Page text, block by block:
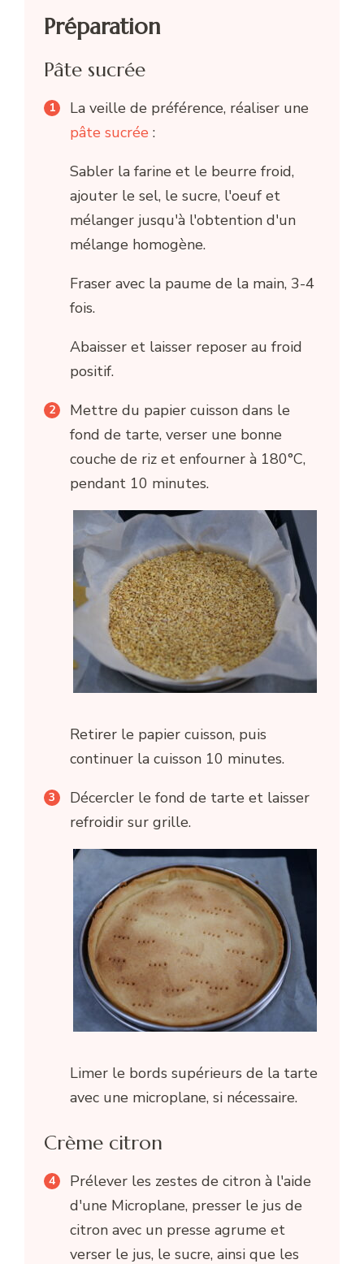
Préparation
Pâte sucrée
La veille de préférence, réaliser une
pâte sucrée :
Sabler la farine et le beurre froid,
ajouter le sel, le sucre, l'oeuf et
mélanger jusqu'à l'obtention d'un
mélange homogène.
Fraser avec la paume de la main, 3-4
fois.
Abaisser et laisser reposer au froid
positif.
Mettre du papier cuisson dans le
fond de tarte, verser une bonne
couche de riz et enfourner à 180°C,
pendant 10 minutes.
Retirer le papier cuisson, puis
continuer la cuisson 10 minutes.
Décercler le fond de tarte et laisser
refroidir sur grille.
Limer le bords supérieurs de la tarte
avec une microplane, si nécessaire.
Crème citron
Prélever les zestes de citron à l'aide
d'une Microplane, presser le jus de
citron avec un presse agrume et
verser le jus, le sucre, ainsi que les